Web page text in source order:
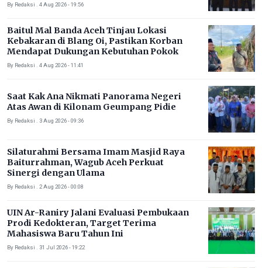
By Redaksi . 4 Aug 2026 - 19:56
Baitul Mal Banda Aceh Tinjau Lokasi
Kebakaran di Blang Oi, Pastikan Korban
Mendapat Dukungan Kebutuhan Pokok
By Redaksi . 4 Aug 2026 - 11:41
Saat Kak Ana Nikmati Panorama Negeri
Atas Awan di Kilonam Geumpang Pidie
By Redaksi . 3 Aug 2026 - 09:36
Silaturahmi Bersama Imam Masjid Raya
Baiturrahman, Wagub Aceh Perkuat
Sinergi dengan Ulama
By Redaksi . 2 Aug 2026 - 00:08
UIN Ar-Raniry Jalani Evaluasi Pembukaan
Prodi Kedokteran, Target Terima
Mahasiswa Baru Tahun Ini
By Redaksi . 31 Jul 2026 - 19:22